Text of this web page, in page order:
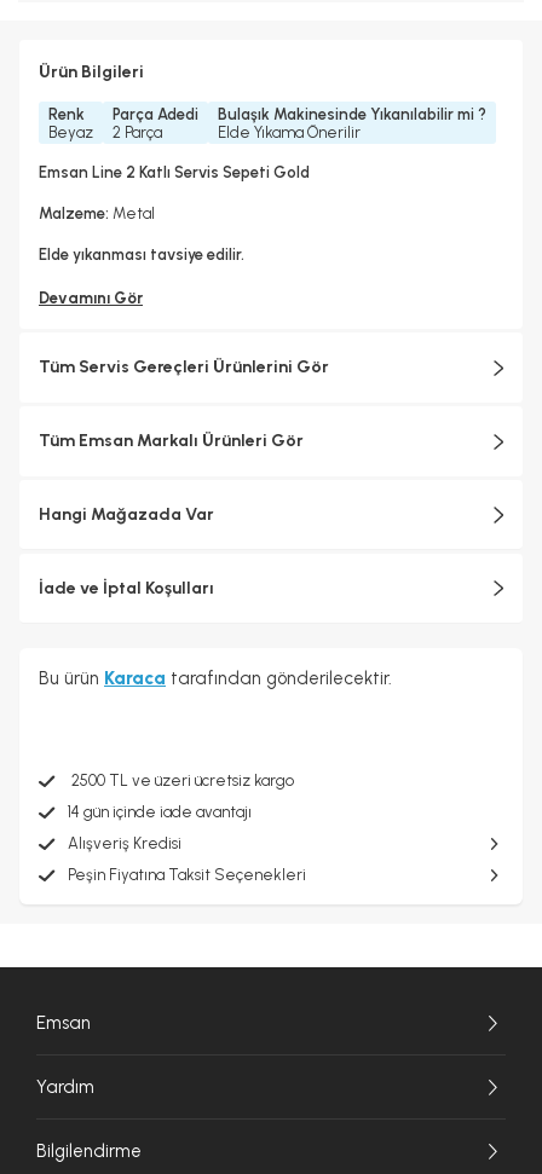
Ürün Bilgileri
Renk
Beyaz
Parça Adedi
2 Parça
Bulaşık Makinesinde Yıkanılabilir mi ?
Elde Yıkama Önerilir
Emsan Line 2 Katlı Servis Sepeti Gold
Malzeme: Metal
Elde yıkanması tavsiye edilir.
Devamını Gör
Tüm Servis Gereçleri Ürünlerini Gör
Tüm Emsan Markalı Ürünleri Gör
Hangi Mağazada Var
İade ve İptal Koşulları
Bu ürün Karaca tarafından gönderilecektir.
2500 TL ve üzeri ücretsiz kargo
14 gün içinde iade avantajı
Alışveriş Kredisi
Peşin Fiyatına Taksit Seçenekleri
Emsan
Yardım
Bilgilendirme